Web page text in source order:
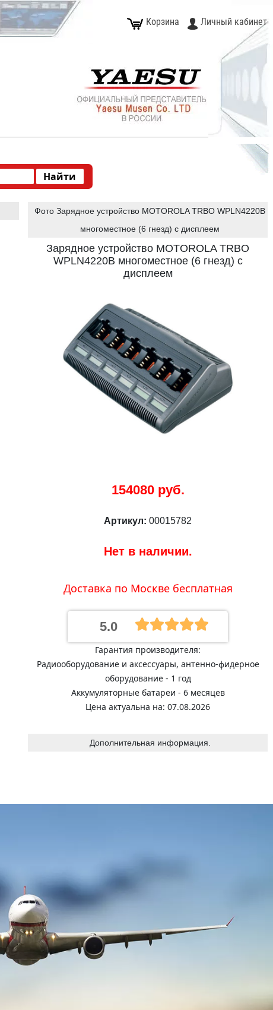
Корзина Личный кабинет
Фото Зарядное устройство MOTOROLA TRBO WPLN4220B
многоместное (6 гнезд) с дисплеем
Зарядное устройство MOTOROLA TRBO
WPLN4220B многоместное (6 гнезд) с
дисплеем
154080 руб.
Артикул: 00015782
Нет в наличии.
Доставка по Москве бесплатная
5.0
Гарантия производителя:
Радиооборудование и аксессуары, антенно-фидерное
оборудование - 1 год
Аккумуляторные батареи - 6 месяцев
Цена актуальна на: 07.08.2026
Дополнительная информация.